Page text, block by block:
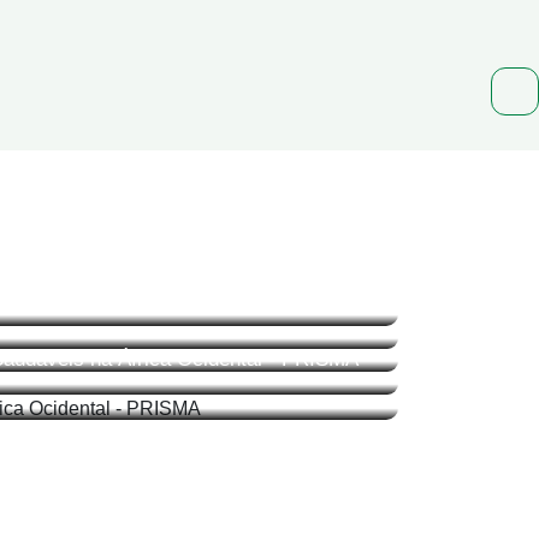
do ambiente, da
na África Ocidental - PRISMA